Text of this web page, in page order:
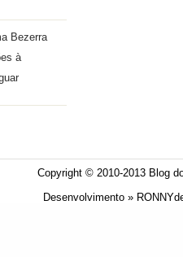
Bezerra
à
Copyright © 2010-2013 Blog
Desenvolvimento »